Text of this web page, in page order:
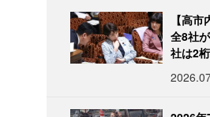
【高市
全8社
社は2